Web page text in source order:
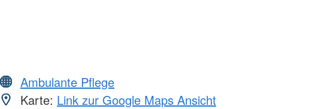
Ambulante Pflege
Karte: Link zur Google Maps Ansicht